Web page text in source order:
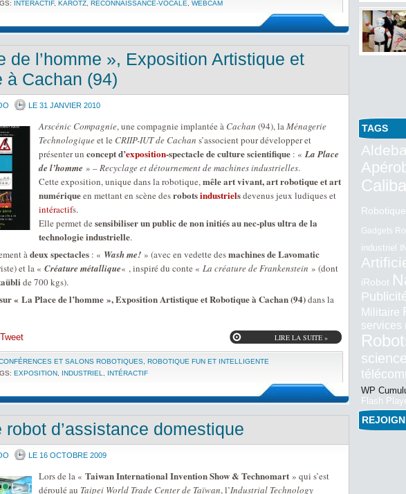
INTÉRACTIF, KAROTZ RECONNAISSANCE-VOCALE WEBCAM
de l’homme », Exposition Artistique et
à Cachan (94)
LE 31 JANVIER 2010
Arscénic Compagnie, une compagnie implantée à Cachan (94), laMénagerie
Technologiqueet le CRIIP-IUT de Cachan s’associent pour développer et
présenter un concept d’exposition-spectacle de culture scientifique : « La Place
de l’homme » –Recyclage et détournement de machines industrielles.
Cette exposition, unique dans la robotique,mêle art vivant, art robotique et art
numériqueen mettant en scène desrobotsindustrielsdevenus jeux ludiques et
intéractifs.
Elle permet de sensibiliser un public de non initiés au nec-plus ultra de la
technologie industrielle.
àdeux spectacles : « Wash me! » (avec en vedette desmachines de Lavomatic
et la « Créature métallique« , inspiré du conte « La créature de Frankenstein » (dont
de 700 kgs).
« La Place de l’homme », Exposition Artistique et Robotique à Cachan (94)dans la
LIRE LA SUITE »
Tweet
ET SALONS ROBOTIQUES ROBOTIQUE FUN ET INTELLIGENTE
EXPOSITION INDUSTRIEL INTÉRACTIF
robot d’assistance domestique
LE 16 OCTOBRE 2009
Lors de la « Taiwan International Invention Show & Technomart » qui s’est
déroulé au Taipei World Trade Center de Taïwan, l’Industrial Technology
TAGS
Robotique
Gadgets
industriel
iRobot
Militaire
services
WP
Flash